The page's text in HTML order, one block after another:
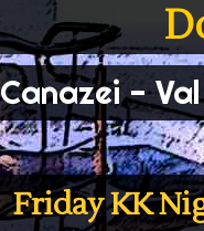
Canazei -
Friday KK